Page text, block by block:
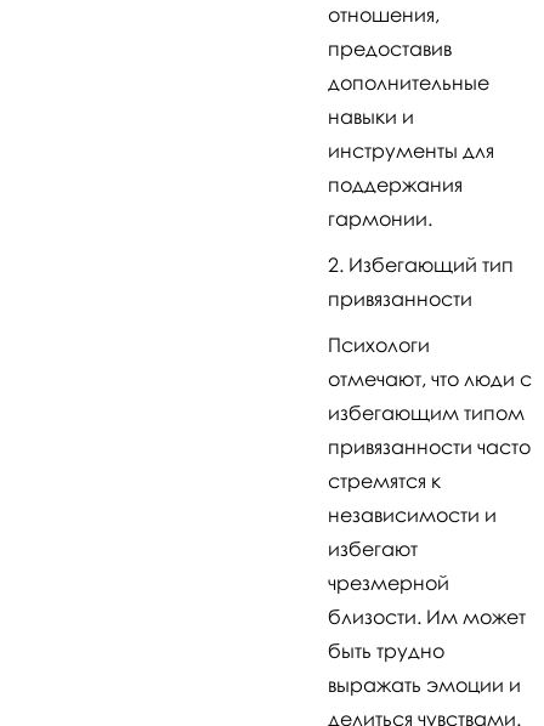
отношения,
предоставив
дополнительные
навыки и
инструменты для
поддержания
гармонии.
Избегающий тип
привязанности
Психологи
отмечают, что люди с
избегающим типом
привязанности часто
стремятся к
независимости и
избегают
чрезмерной
близости. Им может
быть трудно
выражать эмоции и
делиться чувствами.